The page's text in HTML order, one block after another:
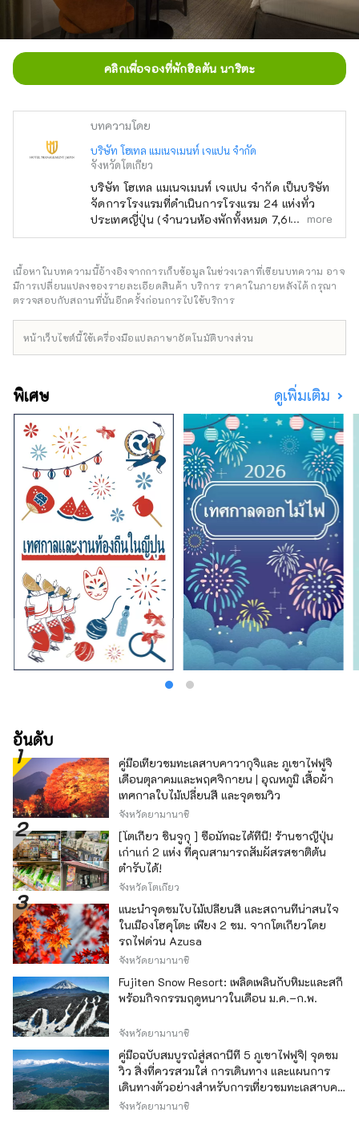
คลิกเพื่อจองที่พักฮิลตัน นาริตะ
บทความโดย
บริษัท โฮเทล แมเนจเมนท์ เจแปน จำกัด
จังหวัดโตเกียว
บริษัท โฮเทล แมเนจเมนท์ เจแปน จำกัด เป็นบริษัท
จัดการโรงแรมที่ดำเนินการโรงแรม 24 แห่งทั่ว
ประเทศญี่ปุ่น (จำนวนห้องพักทั้งหมด 7,601 ห้อง)
นอกเหนือจากแบรนด์ของตนเองอย่าง "โอเรียน
แล้ว บริษัทยังบริหารและจัดการโรงแรมอีกหลาย
แห่ง เช่น "ฮิลตัน" "เชอราตัน" และ "โรงแรมนิกโก้"
more
เนื้อหาในบทความนี้อ้างอิงจากการเก็บข้อมูลในช่วงเวลาที่เขียนบทความ อาจ
มีการเปลี่ยนแปลงของรายละเอียดสินค้า บริการ ราคาในภายหลังได้ กรุณา
ตรวจสอบกับสถานที่นั้นอีกครั้งก่อนการไปใช้บริการ
หน้าเว็บไซต์นี้ใช้เครื่องมือแปลภาษาอัตโนมัติบางส่วน
พิเศษ ดูเพิ่มเติม
อันดับ
คู่มือเที่ยวชมทะเลสาบคาวากุจิและ ภูเขาไฟฟูจิ
เดือนตุลาคมและพฤศจิกายน | อุณหภูมิ เสื้อผ้า
เทศกาลใบไม้เปลี่ยนสี และจุดชมวิว
จังหวัดยามานาชิ
[โตเกียว ชินจูกุ ] ซื้อมัทฉะได้ที่นี่! ร้านชาญี่ปุ่น
เก่าแก่ 2 แห่ง ที่คุณสามารถสัมผัสรสชาติต้น
ตำรับได้!
จังหวัดโตเกียว
แนะนำจุดชมใบไม้เปลี่ยนสี และสถานที่น่าสนใจ
ในเมืองโฮคุโตะ เพียง 2 ชม. จากโตเกียวโดย
รถไฟด่วน Azusa
จังหวัดยามานาชิ
Fujiten Snow Resort: เพลิดเพลินกับหิมะและสกี
พร้อมกิจกรรมฤดูหนาวในเดือน ม.ค.–ก.พ.
จังหวัดยามานาชิ
คู่มือฉบับสมบูรณ์สู่สถานีที่ 5 ภูเขาไฟฟูจิ| จุดชม
วิว สิ่งที่ควรสวมใส่ การเดินทาง และแผนการ
เดินทางตัวอย่างสำหรับการเที่ยวชมทะเลสาบคา
วากุจิ
จังหวัดยามานาชิ